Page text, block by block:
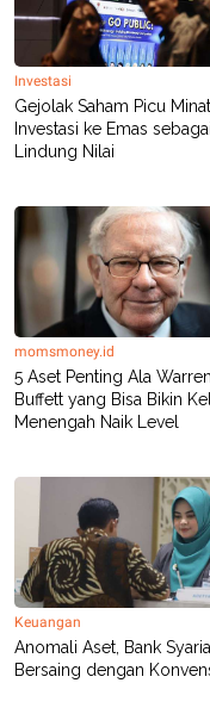
Investasi
Gejolak Saham Picu Minat
Investasi ke Emas
Lindung Nilai
momsmoney.id
5 Aset Penting Ala Warren
Buffett yang Bisa Bikin
Menengah Naik Level
Keuangan
Anomali Aset, Bank
Bersaing dengan